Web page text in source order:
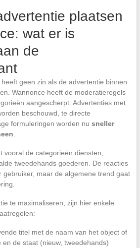
plaatsen
wat er is
de
geen zin als de advertentie binnen
Wannonce heeft de moderatieregels
aangescherpt. Advertenties met
beschouwd, te directe
formuleringen worden nu sneller
.
vooral de categorieën diensten,
tweedehands goederen. De reacties
gebruiker, maar de algemene trend gaat
te maximaliseren, zijn hier enkele
titel met de naam van het object of
en de staat (nieuw, tweedehands)